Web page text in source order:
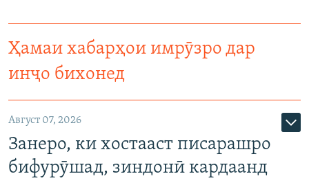
Ҳамаи хабарҳои имрӯзро дар
инҷо бихонед
Август 07, 2026
Занеро, ки хостааст писарашро
бифурӯшад, зиндонӣ кардаанд